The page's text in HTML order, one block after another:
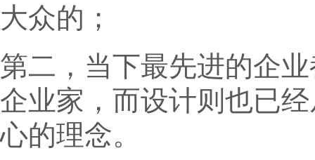
大众的；
第二，当下最先进的企
企业家，而设计则也已
心的理念。